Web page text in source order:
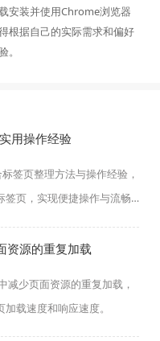
安装并使用Chrome浏览器
根据自己的实际需求和偏好
用操作经验
签页整理方法与操作经验，
签页，实现便捷操作与流畅
资源的重复加载
减少页面资源的重复加载，
载速度和响应速度。